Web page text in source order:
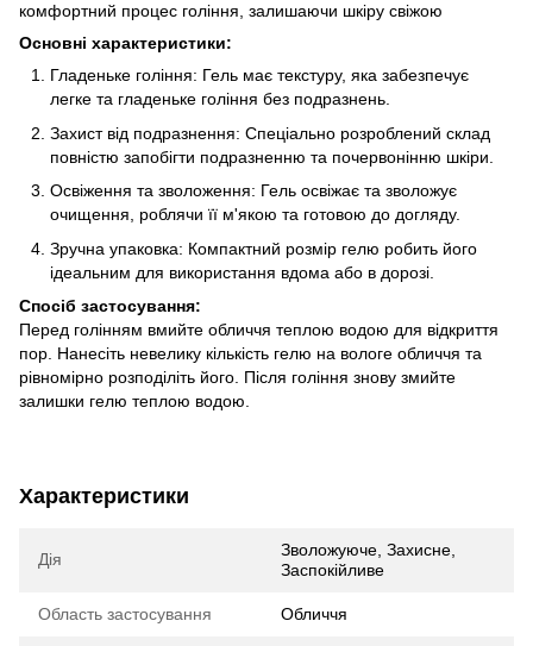
комфортний процес гоління, залишаючи шкіру свіжою
Основні характеристики:
Гладеньке гоління: Гель має текстуру, яка забезпечує
легке та гладеньке гоління без подразнень.
Захист від подразнення: Спеціально розроблений склад
повністю запобігти подразненню та почервонінню шкіри.
Освіження та зволоження: Гель освіжає та зволожує
очищення, роблячи її м'якою та готовою до догляду.
Зручна упаковка: Компактний розмір гелю робить його
ідеальним для використання вдома або в дорозі.
Спосіб застосування:
Перед голінням вмийте обличчя теплою водою для відкриття
пор. Нанесіть невелику кількість гелю на вологе обличчя та
рівномірно розподіліть його. Після гоління знову змийте
залишки гелю теплою водою.
Характеристики
Дія
Зволожуюче, Захисне,
Заспокійливе
Область застосування Обличчя